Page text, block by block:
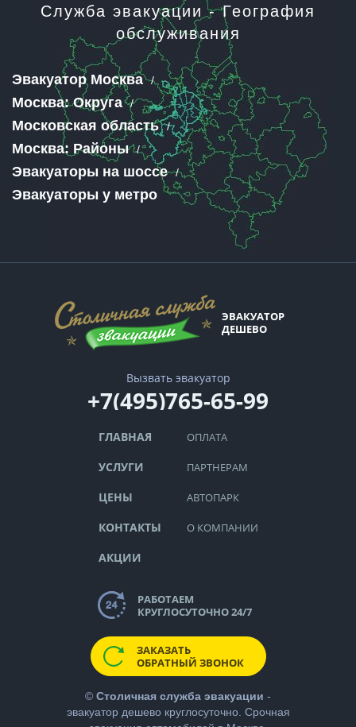
Служба эвакуации - География
обслуживания
Эвакуатор Москва
Москва: Округа
Московская область
Москва: Районы
Эвакуаторы на шоссе
Эвакуаторы у метро
ЭВАКУАТОР
ДЕШЕВО
Вызвать эвакуатор
+7(495)765-65-99
ГЛАВНАЯ
УСЛУГИ
ЦЕНЫ
КОНТАКТЫ
АКЦИИ
ОПЛАТА
ПАРТНЕРАМ
АВТОПАРК
О КОМПАНИИ
РАБОТАЕМ
КРУГЛОСУТОЧНО 24/7
ЗАКАЗАТЬ
ОБРАТНЫЙ ЗВОНОК
© Столичная служба эвакуации -
эвакуатор дешевокруглосуточно. Срочная